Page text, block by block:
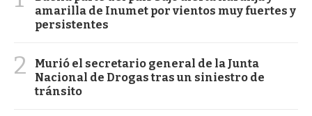
amarilla de Inumet por vientos muy fuertes y
persistentes
2
Murió el secretario general de la Junta
Nacional de Drogas tras un siniestro de
tránsito